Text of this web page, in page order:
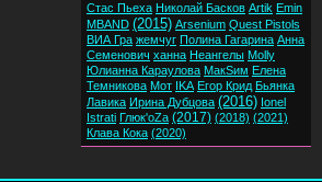
Стас Пьеха Николай Басков Artik Emin
MBAND (2015) Arsenium Quest Pistols
ВИА Гра жемчуг Полина Гагарина Анна
Семенович ханна Неангелы Molly
Юлианна Караулова МакSим Елена
Темникова Мот IKA Егор Крид Бьянка
Лавика Ирина Дубцова (2016) Ionel
Istrati Глюк'oZa (2017) (2018) (2021)
Клава Кока (2020)